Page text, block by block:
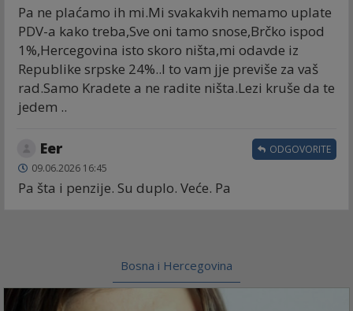
Pa ne plaćamo ih mi.Mi svakakvih nemamo uplate
PDV-a kako treba,Sve oni tamo snose,Brčko ispod
1%,Hercegovina isto skoro ništa,mi odavde iz
Republike srpske 24%..I to vam jje previše za vaš
rad.Samo Kradete a ne radite ništa.Lezi kruše da te
jedem ..
Eer
09.06.2026 16:45
Pa šta i penzije. Su duplo. Veće. Pa
ODGOVORITE
Bosna i Hercegovina